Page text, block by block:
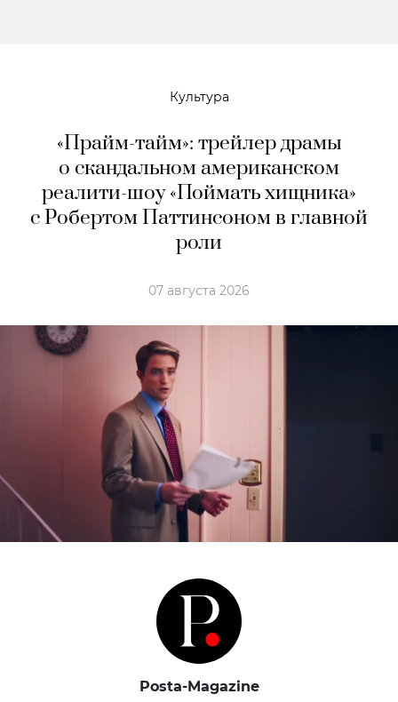
Культура
«Прайм-тайм»: трейлер драмы
о скандальном американском
реалити-шоу «Поймать хищника»
с Робертом Паттинсоном в главной
роли
07 августа 2026
Posta-Magazine